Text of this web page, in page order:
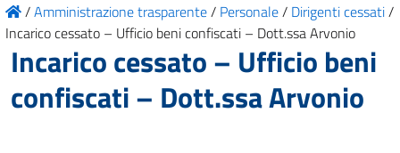
/Amministrazione trasparente/ Personale/ Dirigenti cessati/
Incarico cessato – Ufficio beni confiscati – Dott.ssa Arvonio
Incarico cessato – Ufficio beni
confiscati – Dott.ssa Arvonio